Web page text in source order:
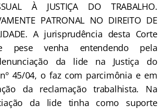
À JUSTIÇA DO TRABALHO.
PATRONAL NO DIREITO DE
A jurisprudência desta Corte
pese venha entendendo pela
da lide na Justiça do
45/04, o faz com parcimônia e em
da reclamação trabalhista. Na
da lide tinha como suporte